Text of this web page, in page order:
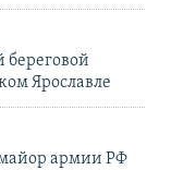
береговой
Ярославле
армии РФ